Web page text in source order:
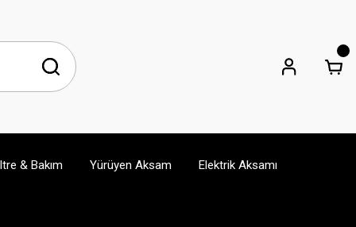
& Bakım Yürüyen Aksam Elektrik Aksamı